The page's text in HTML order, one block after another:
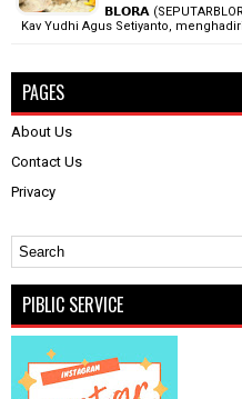
𝗕𝗟𝗢𝗥𝗔
Kav Yudhi Agus Setiyanto,
PAGES
About Us
Contact Us
Privacy
PIBLIC SERVICE